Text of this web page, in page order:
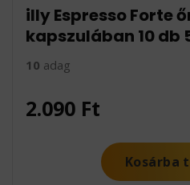
illy Espresso Forte
kapszulában 10 db
10 adag
2.090 Ft
Kosárba